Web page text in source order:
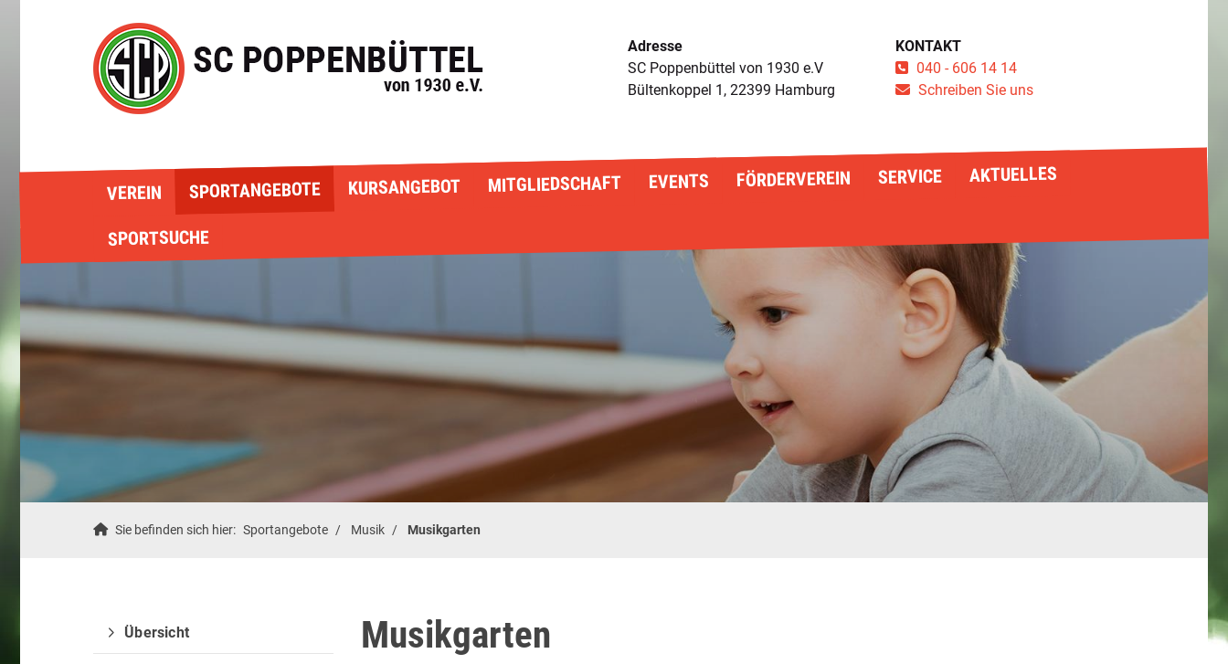
Adresse
SC Poppenbüttel von 1930 e.V
Bültenkoppel 1, 22399 Hamburg
KONTAKT
040 - 606 14 14
Schreiben Sie uns
VEREIN SPORTANGEBOTE KURSANGEBOT MITGLIEDSCHAFT EVENTS FÖRDERVEREIN SERVICE AKTUELLES
SPORTSUCHE
Sie befinden sich hier: Sportangebote Musik Musikgarten
Musikgarten
Übersicht